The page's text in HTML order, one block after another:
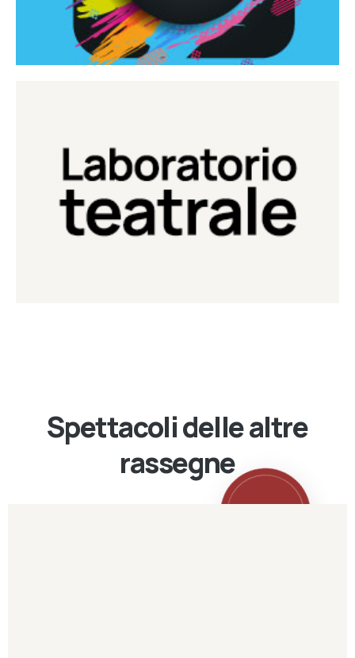
Laboratorio Teatrale
Laboratorio di teatro del Teatro Eduardo de Filippo
Continua
Spettacoli delle altre
rassegne